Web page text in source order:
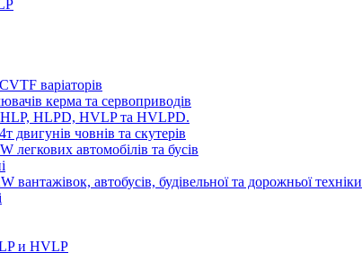
варіаторів
керма та сервоприводів
HLP, HLPD, HVLP та HVLPD.
двигунів човнів та скутерів
легкових автомобілів та бусів
автобусів, будівельної та дорожньої техніки
и HVLP